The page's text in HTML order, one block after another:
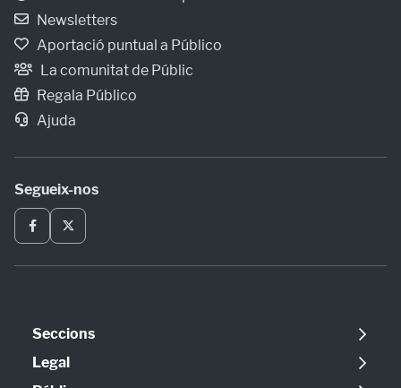
Newsletters
Aportació puntual a Público
La comunitat de Públic
Regala Público
Ajuda
Segueix-nos
Seccions
Política
Opinió
Legal